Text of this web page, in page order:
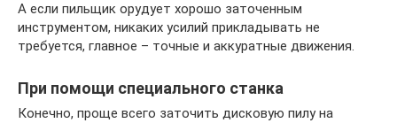
А если пильщик орудует хорошо заточенным
инструментом, никаких усилий прикладывать не
требуется, главное – точные и аккуратные движения.
При помощи специального станка
Конечно, проще всего заточить дисковую пилу на